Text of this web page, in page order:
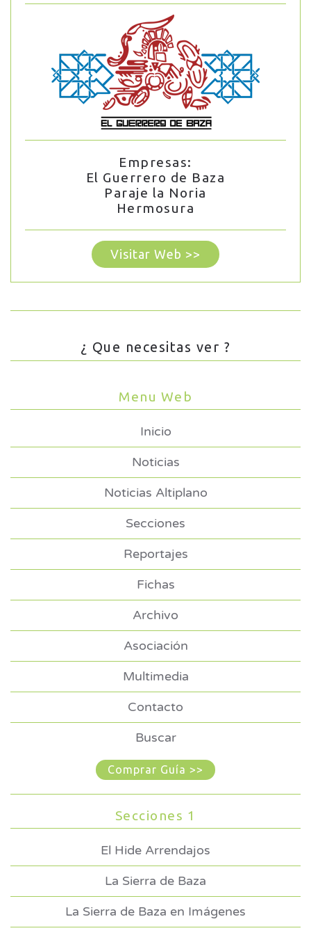
Empresas:
El Guerrero de Baza
Paraje la Noria
Hermosura
Visitar Web >>
¿ Que necesitas ver ?
Menu Web
Inicio
Noticias
Noticias Altiplano
Secciones
Reportajes
Fichas
Archivo
Asociación
Multimedia
Contacto
Buscar
Comprar Guía >>
Secciones 1
El Hide Arrendajos
La Sierra de Baza
La Sierra de Baza en Imágenes